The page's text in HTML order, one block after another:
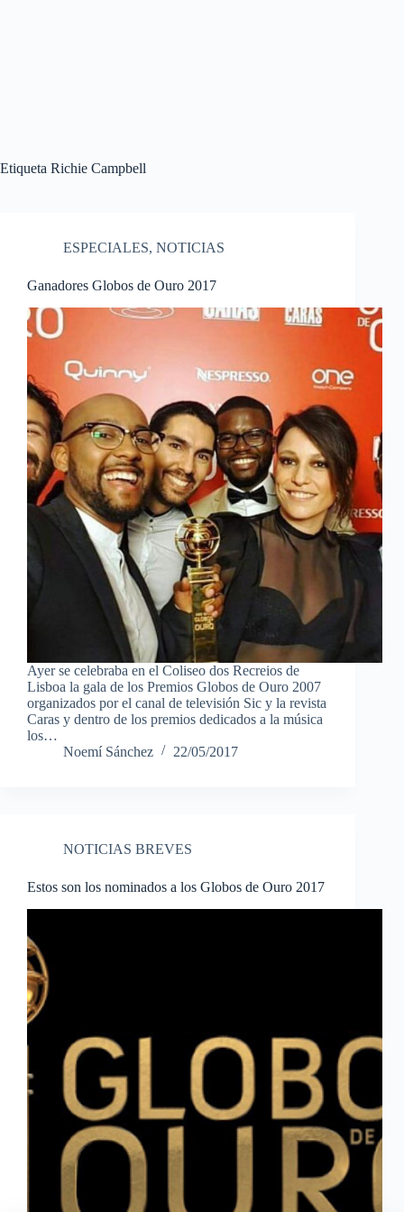
Etiqueta Richie Campbell
ESPECIALES, NOTICIAS
Ganadores Globos de Ouro 2017
Ayer se celebraba en el Coliseo dos Recreios de
Lisboa la gala de los Premios Globos de Ouro 2007
organizados por el canal de televisión Sic y la revista
Caras y dentro de los premios dedicados a la música
los…
Noemí Sánchez
22/05/2017
NOTICIAS BREVES
Estos son los nominados a los Globos de Ouro 2017